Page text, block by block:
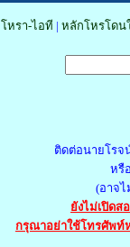
โหรา-ไอที | หลักโหรโดน
ติดต่อนายโรจ
หรื
(อาจไ
ยังไม่เปิด
กรุณาอย่าใช้โทรศัพท์ห